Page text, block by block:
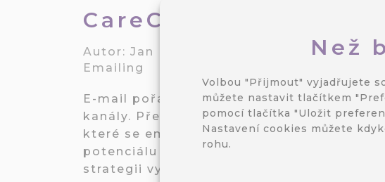
Než
Volbou "Přijmout" vyjadřujete
můžete nastavit tlačítkem
pomocí tlačítka "Uložit
Nastavení cookies můžete
rohu.
CareCloud
Autor: Jan Doleček /Analytika,
Emailing
E-mail pořád vládne nad všemi ostatními
kanály. Přesto ale nesmíte podcenit
které se emailing neobejde. K naplnění
potenciálu e-mailu jsme sepsali užitečné
strategii vypracovat.